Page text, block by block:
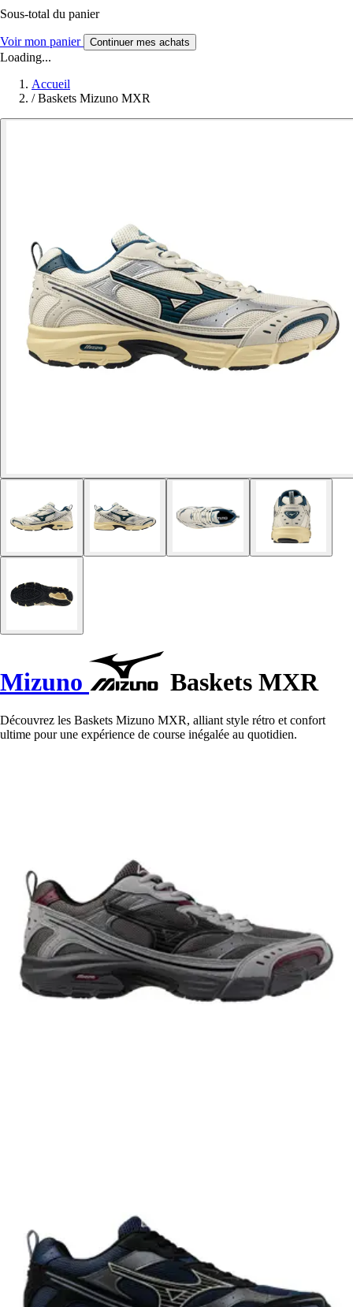
Sous-total du panier
Voir mon panier Continuer mes achats
Loading...
Accueil
/ Baskets Mizuno MXR
Mizuno Baskets MXR
Découvrez les Baskets Mizuno MXR, alliant style rétro et confort
ultime pour une expérience de course inégalée au quotidien.